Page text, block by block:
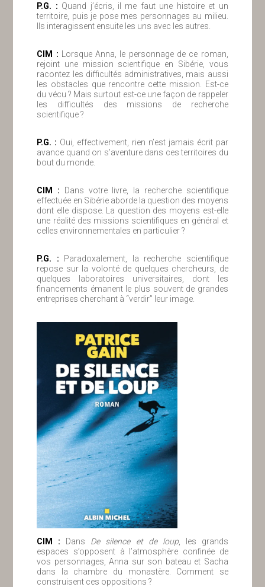
P.G. : Quand j’écris, il me faut une histoire et un
territoire, puis je pose mes personnages au milieu.
Ils interagissent ensuite les uns avec les autres.
ClM : Lorsque Anna, le personnage de ce roman,
rejoint une mission scientifique en Sibérie, vous
racontez les difficultés administratives, mais aussi
les obstacles que rencontre cette mission. Est-ce
du vécu ? Mais surtout est-ce une façon de rappeler
les difficultés des missions de recherche
scientifique ?
P.G. : Oui, effectivement, rien n’est jamais écrit par
avance quand on s’aventure dans ces territoires du
bout du monde.
ClM : Dans votre livre, la recherche scientifique
effectuée en Sibérie aborde la question des moyens
dont elle dispose. La question des moyens est-elle
une réalité des missions scientifiques en général et
celles environnementales en particulier ?
P.G. : Paradoxalement, la recherche scientifique
repose sur la volonté de quelques chercheurs, de
quelques laboratoires universitaires, dont les
financements émanent le plus souvent de grandes
entreprises cherchant à “verdir” leur image.
ClM : Dans De silence et de loup, les grands
espaces s’opposent à l’atmosphère confinée de
vos personnages, Anna sur son bateau et Sacha
dans la chambre du monastère. Comment se
construisent ces oppositions ?